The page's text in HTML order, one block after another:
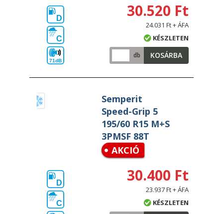
D
C
71dB
30.520 Ft
24.031 Ft + ÁFA
KÉSZLETEN
db KOSÁRBA
Semperit
Speed-Grip 5
195/60 R15 M+S
3PMSF 88T
AKCIÓ
D
C
30.400 Ft
23.937 Ft + ÁFA
KÉSZLETEN